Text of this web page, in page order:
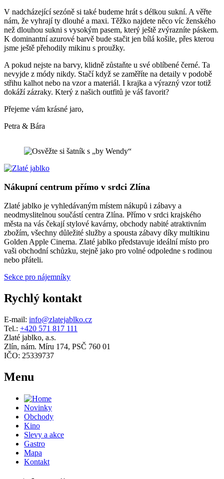
V nadcházející sezóně si také budeme hrát s délkou sukní. A věřte
nám, že vyhrají ty dlouhé a maxi. Těžko najdete něco víc ženského
než dlouhou sukni s vysokým pasem, který ještě zvýrazníte páskem.
K dominantní azurové barvě bude stačit jen bílá košile, přes kterou
jsme ještě přehodily mikinu s proužky.
A pokud nejste na barvy, klidně zůstaňte u své oblíbené černé. Ta
nevyjde z módy nikdy. Stačí když se zaměříte na detaily v podobě
střihu kalhot nebo na vzor a materiál. I krajka a výrazný vzor totiž
dokáží zázraky. Který z našich outfitů je váš favorit?
Přejeme vám krásné jaro,
Petra & Bára
Nákupní centrum přímo v srdci Zlína
Zlaté jablko je vyhledávaným místem nákupů i zábavy a
neodmyslitelnou součástí centra Zlína. Přímo v srdci krajského
města na vás čekají stylové kavárny, obchody nabité atraktivním
zbožím, všechny důležité služby a spousta zábavy díky multikinu
Golden Apple Cinema. Zlaté jablko představuje ideální místo pro
vaši obchodní schůzku, stejně jako pro volné odpoledne s rodinou
nebo přáteli.
Sekce pro nájemníky
Rychlý kontakt
E-mail: info@zlatejablko.cz
Tel.: +420 571 817 111
Zlaté jablko, a.s.
Zlín, nám. Míru 174, PSČ 760 01
IČO: 25339737
Menu
Novinky
Obchody
Kino
Slevy a akce
Gastro
Mapa
Kontakt